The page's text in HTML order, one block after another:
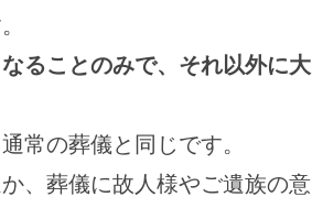
ることのみで、それ以外に大
常の葬儀と同じです。
、葬儀に故人様やご遺族の意